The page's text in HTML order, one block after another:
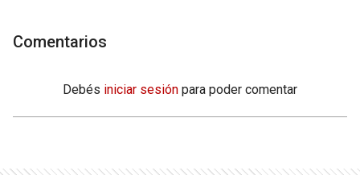
Comentarios
Debés iniciar sesión para poder comentar